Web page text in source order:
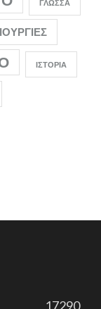
ΓΛΏΣΣΑ
ΙΣΤΟΡΊΑ
17290